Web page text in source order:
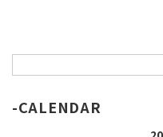
CALENDAR